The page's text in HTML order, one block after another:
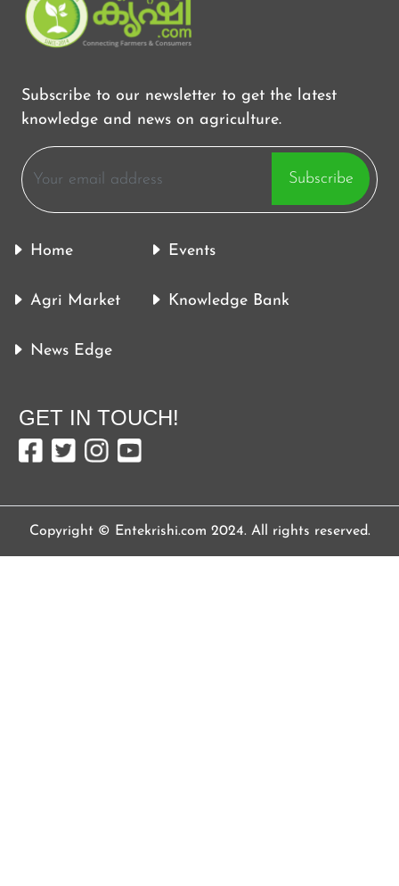
Subscribe to our newsletter to get the latest
knowledge and news on agriculture.
Subscribe
Home
Agri Market
News Edge
Events
Knowledge Bank
GET IN TOUCH!
Copyright © Entekrishi.com 2024. All rights reserved.